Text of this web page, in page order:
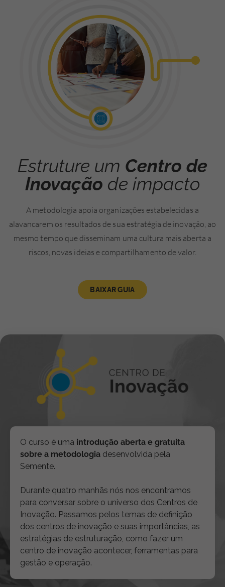
Estruture um Centro de
Inovação de impacto
A metodologia apoia organizações estabelecidas a
alavancarem os resultados de sua estratégia de inovação, ao
mesmo tempo que disseminam uma cultura mais aberta a
riscos, novas ideias e compartilhamento de valor.
BAIXAR GUIA
O curso é uma introdução aberta e gratuita
sobre a metodologia desenvolvida pela
Semente.
Durante quatro manhãs nós nos encontramos
para conversar sobre o universo dos Centros de
Inovação. Passamos pelos temas de definição
dos centros de inovação e suas importâncias, as
estratégias de estruturação, como fazer um
centro de inovação acontecer, ferramentas para
gestão e operação.